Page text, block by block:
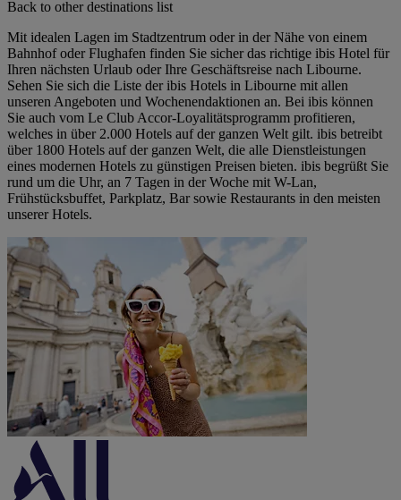
Back to other destinations list
Mit idealen Lagen im Stadtzentrum oder in der Nähe von einem
Bahnhof oder Flughafen finden Sie sicher das richtige ibis Hotel für
Ihren nächsten Urlaub oder Ihre Geschäftsreise nach Libourne.
Sehen Sie sich die Liste der ibis Hotels in Libourne mit allen
unseren Angeboten und Wochenendaktionen an. Bei ibis können
Sie auch vom Le Club Accor-Loyalitätsprogramm profitieren,
welches in über 2.000 Hotels auf der ganzen Welt gilt. ibis betreibt
über 1800 Hotels auf der ganzen Welt, die alle Dienstleistungen
eines modernen Hotels zu günstigen Preisen bieten. ibis begrüßt Sie
rund um die Uhr, an 7 Tagen in der Woche mit W-Lan,
Frühstücksbuffet, Parkplatz, Bar sowie Restaurants in den meisten
unserer Hotels.